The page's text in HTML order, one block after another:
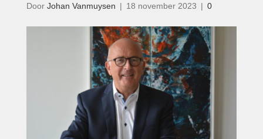
Door Johan Vanmuysen | 18 november 2023 | 0